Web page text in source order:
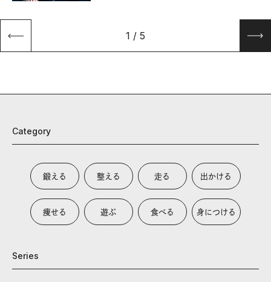
1 / 5
Category
鍛える 整える 走る 出かける
痩せる 遊ぶ 食べる 身につける
Series